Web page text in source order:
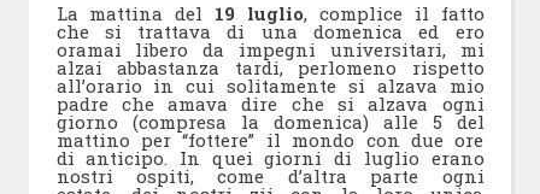
La mattina del 19 luglio, complice il fatto
che si trattava di una domenica ed ero
oramai libero da impegni universitari, mi
alzai abbastanza tardi, perlomeno rispetto
all’orario in cui solitamente si alzava mio
padre che amava dire che si alzava ogni
giorno (compresa la domenica) alle 5 del
mattino per “fottere” il mondo con due ore
di anticipo. In quei giorni di luglio erano
nostri ospiti, come d’altra parte ogni